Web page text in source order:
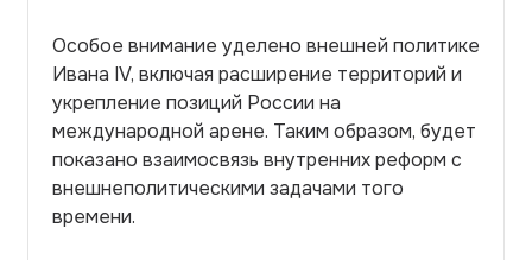
Особое внимание уделено внешней политике
Ивана IV, включая расширение территорий и
укрепление позиций России на
международной арене. Таким образом, будет
показано взаимосвязь внутренних реформ с
внешнеполитическими задачами того
времени.